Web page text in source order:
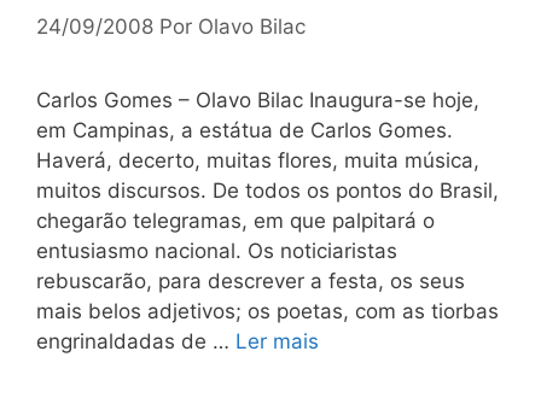
24/09/2008 Por Olavo Bilac
Carlos Gomes – Olavo Bilac Inaugura-se hoje,
em Campinas, a estátua de Carlos Gomes.
Haverá, decerto, muitas flores, muita música,
muitos discursos. De todos os pontos do Brasil,
chegarão telegramas, em que palpitará o
entusiasmo nacional. Os noticiaristas
rebuscarão, para descrever a festa, os seus
mais belos adjetivos; os poetas, com as tiorbas
engrinaldadas de … Ler mais